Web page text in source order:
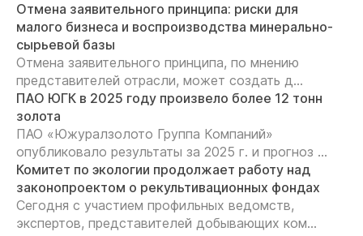
Отмена заявительного принципа: риски для
малого бизнеса и воспроизводства минерально-
сырьевой базы
Отмена заявительного принципа, по мнению
представителей отрасли, может создать д...
ПАО ЮГК в 2025 году произвело более 12 тонн
золота
ПАО «Южуралзолото Группа Компаний»
опубликовало результаты за 2025 г. и прогноз ...
Комитет по экологии продолжает работу над
законопроектом о рекультивационных фондах
Сегодня с участием профильных ведомств,
экспертов, представителей добывающих ком...